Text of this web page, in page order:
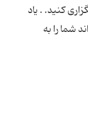
کنید. . یاد
شما را به